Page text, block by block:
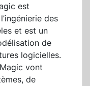
est
des
et est un
de
logicielles.
vont
de